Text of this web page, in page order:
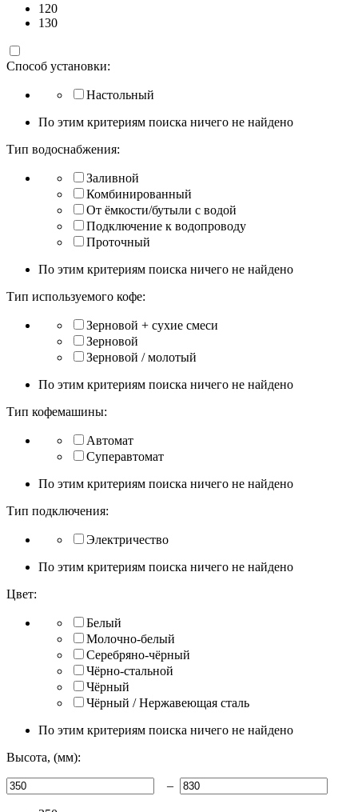
120
130
Способ установки:
Настольный
По этим критериям поиска ничего не найдено
Тип водоснабжения:
Заливной
Комбинированный
От ёмкости/бутыли с водой
Подключение к водопроводу
Проточный
По этим критериям поиска ничего не найдено
Тип используемого кофе:
Зерновой + сухие смеси
Зерновой
Зерновой / молотый
По этим критериям поиска ничего не найдено
Тип кофемашины:
Автомат
Суперавтомат
По этим критериям поиска ничего не найдено
Тип подключения:
Электричество
По этим критериям поиска ничего не найдено
Цвет:
Белый
Молочно-белый
Серебряно-чёрный
Чёрно-стальной
Чёрный
Чёрный / Нержавеющая сталь
По этим критериям поиска ничего не найдено
Высота, (мм):
–